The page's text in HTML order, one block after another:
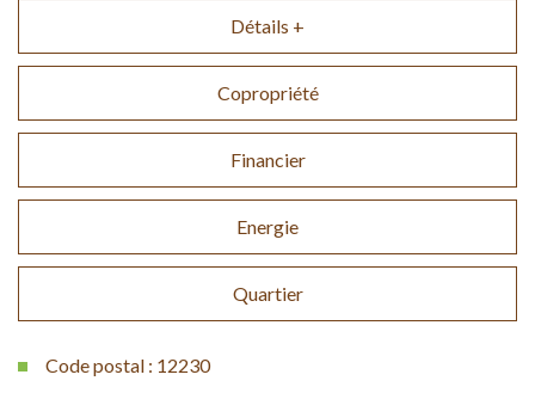
Détails +
Copropriété
Financier
Energie
Quartier
Code postal : 12230